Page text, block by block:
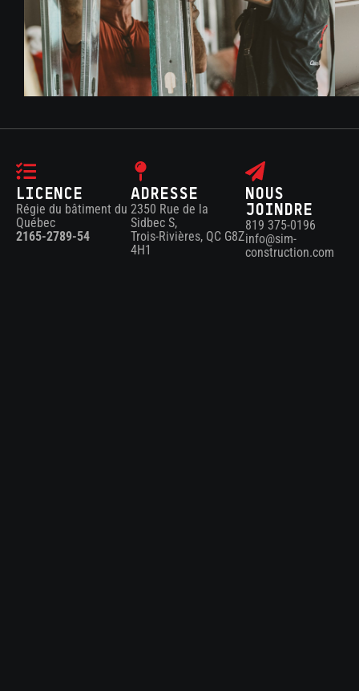
LICENCE
Régie du bâtiment du
Québec
2165-2789-54
ADRESSE
2350 Rue de la
Sidbec S,
Trois-Rivières, QC G8Z
4H1
NOUS
JOINDRE
819 375-0196
info@sim-
construction.com